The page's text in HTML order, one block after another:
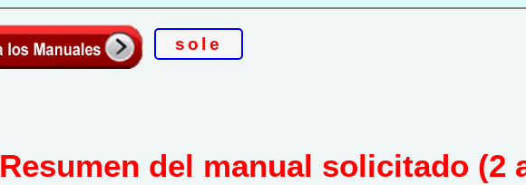
sole
Resumen del manual solicitado (2